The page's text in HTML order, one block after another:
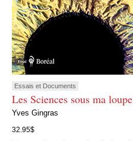
Essais et Documents
Les Sciences sous ma loupe
Yves Gingras
32.95$